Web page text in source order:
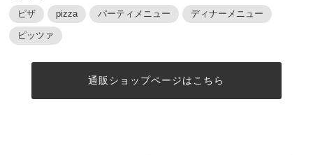
ピザ pizza パーティメニュー ディナーメニュー
ピッツァ
通販ショップページはこちら